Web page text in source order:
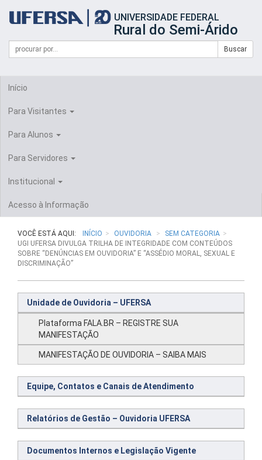
portal
UFERSA
UNIVERSIDADE FEDERAL
Rural do Semi-Árido
Formulário
Busca
Campo
de
Buscar
Início
Para Visitantes
Para Alunos
Para Servidores
Institucional
Acesso à Informação
VOCÊ ESTÁ AQUI: INÍCIO OUVIDORIA
SEM CATEGORIA
UGI UFERSA DIVULGA TRILHA DE INTEGRIDADE COM CONTEÚDOS
SOBRE “DENÚNCIAS EM OUVIDORIA” E “ASSÉDIO MORAL, SEXUAL E
DISCRIMINAÇÃO”
Unidade de Ouvidoria – UFERSA
Plataforma FALA.BR – REGISTRE SUA
MANIFESTAÇÃO
MANIFESTAÇÃO DE OUVIDORIA – SAIBA MAIS
Equipe, Contatos e Canais de Atendimento
Relatórios de Gestão – Ouvidoria UFERSA
Documentos Internos e Legislação Vigente